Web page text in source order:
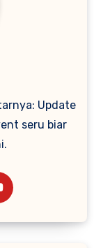
Update
seru biar